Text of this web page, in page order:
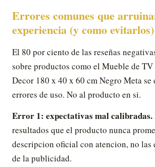
Errores comunes que
experiencia (y como evitarlos)
El 80 por ciento de las reseñas
sobre productos como el Mueble de
Decor 180 x 40 x 60 cm Negro Meta se
errores de uso. No al producto en si.
Error 1: expectativas mal calibradas.
resultados que el producto nunca
descripcion oficial con atencion, no las
de la publicidad.